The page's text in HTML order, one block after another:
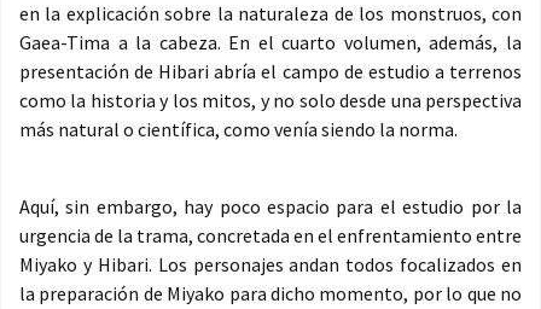
en la explicación sobre la naturaleza de los monstruos, con
Gaea-Tima a la cabeza. En el cuarto volumen, además, la
presentación de Hibari abría el campo de estudio a terrenos
como la historia y los mitos, y no solo desde una perspectiva
más natural o científica, como venía siendo la norma.
Aquí, sin embargo, hay poco espacio para el estudio por la
urgencia de la trama, concretada en el enfrentamiento entre
Miyako y Hibari. Los personajes andan todos focalizados en
la preparación de Miyako para dicho momento, por lo que no